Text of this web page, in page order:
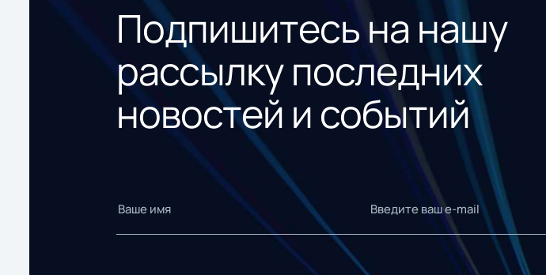
Подпишитесь на нашу
рассылку последних
новостей и событий